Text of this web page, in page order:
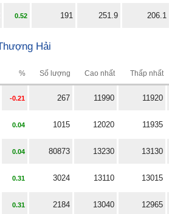
0.52 191 251.9 206.1
Hải
% Số lượng Cao nhất Thấp nhất
-0.21 267 11990 11920
0.04 1015 12020 11935
0.04 80873 13230 13130
0.31 3024 13110 13015
0.31 2184 13040 12965